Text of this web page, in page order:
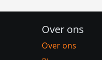
Over ons
Over ons